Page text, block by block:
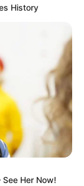
History
Her Now!